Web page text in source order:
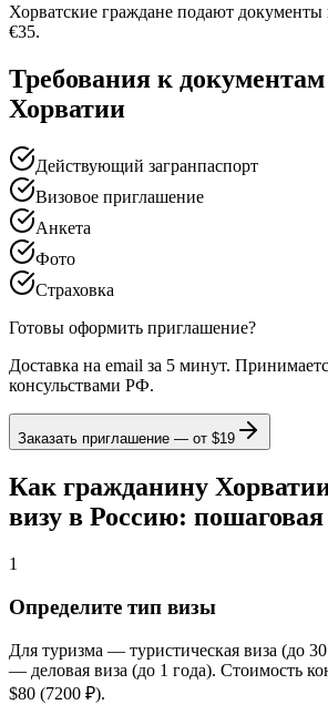
Хорватские граждане подают
€35.
Требования к
Хорватии
Действующий загранпаспорт
Визовое приглашение
Анкета
Фото
Страховка
Готовы оформить приглашение?
Доставка на email за 5 минут.
консульствами РФ.
Заказать приглашение — от $19
Как гражданину
визу в Россию:
1
Определите тип визы
Для туризма — туристическая виза (до
— деловая виза (до 1 года). Стоимость
$80 (7200 ₽).